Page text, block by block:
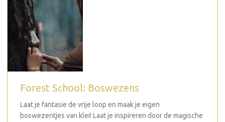
Forest School: Boswezens
Laat je fantasie de vrije loop en maak je eigen
boswezentjes van klei! Laat je inspireren door de magische